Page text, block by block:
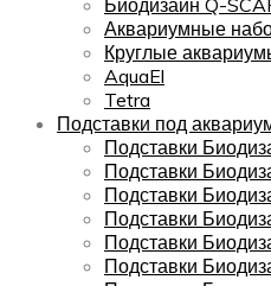
Аквариумные
Круглые
AquaEl
Tetra
Подставки под
Подставки
Подставки
Подставки
Подставки
Подставки
Подставки